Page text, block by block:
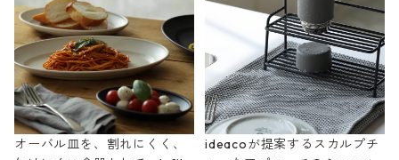
オーバル皿を、割れにくく、
ideacoが提案するスカルプチ